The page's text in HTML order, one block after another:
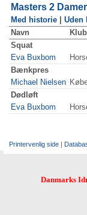
Masters 2
Med historie
Uden
Navn
Klub
Squat
Eva Buxbom
Bænkpres
Michael Nielsen
Dødløft
Eva Buxbom
Printervenlig side |
Danmarks